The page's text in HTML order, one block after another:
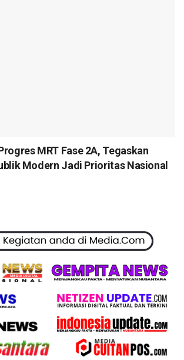
MRT Fase 2A, Tegaskan
Modern Jadi Prioritas Nasional